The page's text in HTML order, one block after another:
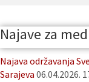
Najave za
Najava održavanja
Sarajeva 06.04.2026.